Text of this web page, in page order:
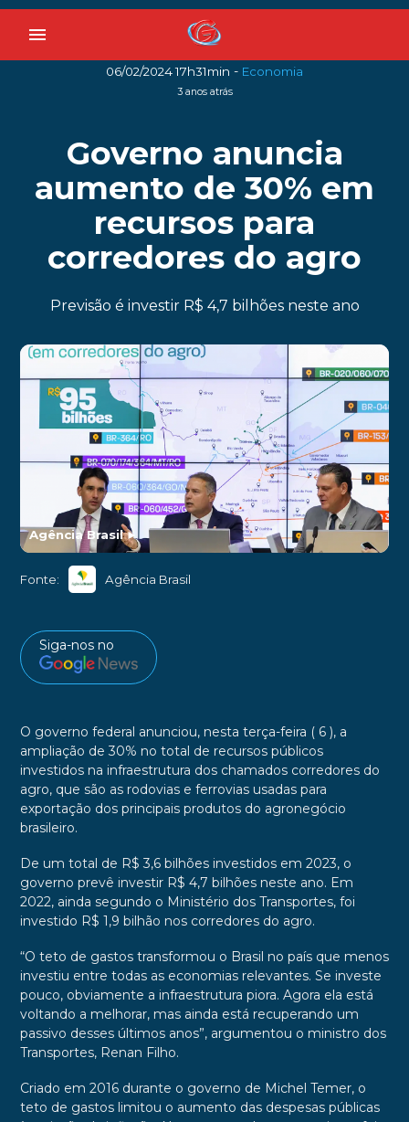
menu
06/02/2024 17h31min - Economia
3 anos atrás
Governo anuncia
aumento de 30% em
recursos para
corredores do agro
Previsão é investir R$ 4,7 bilhões neste ano
Agência Brasil►
Fonte: Agência Brasil
Siga-nos no
O governo federal anunciou, nesta terça-feira ( 6 ), a
ampliação de 30% no total de recursos públicos
investidos na infraestrutura dos chamados corredores do
agro, que são as rodovias e ferrovias usadas para
exportação dos principais produtos do agronegócio
brasileiro.
De um total de R$ 3,6 bilhões investidos em 2023, o
governo prevê investir R$ 4,7 bilhões neste ano. Em
2022, ainda segundo o Ministério dos Transportes, foi
investido R$ 1,9 bilhão nos corredores do agro.
“O teto de gastos transformou o Brasil no país que menos
investiu entre todas as economias relevantes. Se investe
pouco, obviamente a infraestrutura piora. Agora ela está
voltando a melhorar, mas ainda está recuperando um
passivo desses últimos anos”, argumentou o ministro dos
Transportes, Renan Filho.
Criado em 2016 durante o governo de Michel Temer, o
teto de gastos limitou o aumento das despesas públicas